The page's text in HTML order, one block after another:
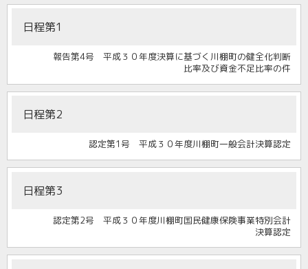
日程第1
報告第4号 平成３０年度決算に基づく川棚町の健全化判断
比率及び資金不足比率の件
日程第2
認定第1号 平成３０年度川棚町一般会計決算認定
日程第3
認定第2号 平成３０年度川棚町国民健康保険事業特別会計
決算認定